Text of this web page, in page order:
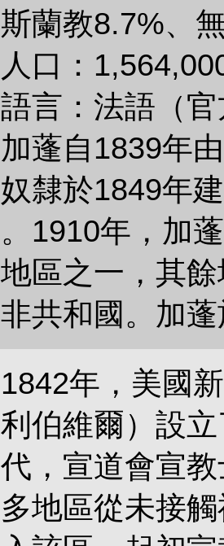
斯蘭教8.7%、
人口：
語言：法語（
加蓬自1839年
奴隸於1849年
。1910年，加
地區之一，其
非共和國。加
1842年，美國
利伯維爾）設
代，宣道會宣
多地區從未接